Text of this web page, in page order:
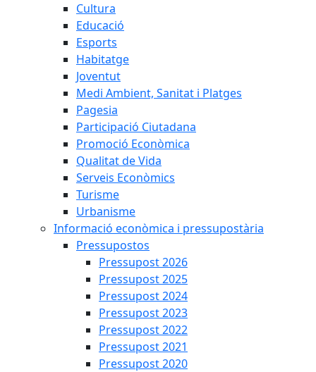
Cultura
Educació
Esports
Habitatge
Joventut
Medi Ambient, Sanitat i Platges
Pagesia
Participació Ciutadana
Promoció Econòmica
Qualitat de Vida
Serveis Econòmics
Turisme
Urbanisme
Informació econòmica i pressupostària
Pressupostos
Pressupost 2026
Pressupost 2025
Pressupost 2024
Pressupost 2023
Pressupost 2022
Pressupost 2021
Pressupost 2020